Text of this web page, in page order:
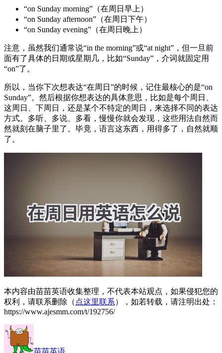
“on Sunday morning”（在周日早上）
“on Sunday afternoon”（在周日下午）
“on Sunday evening”（在周日晚上）
注意，虽然我们通常说“in the morning”或“at night”，但一旦前
面有了具体的日期或星期几，比如“Sunday”，介词就固定用
“on”了。
所以，当你下次想表达“在周日”的时候，记住最核心的是“on
Sunday”。然后根据你想表达的具体意思，比如是每个周日、
这周日、下周日，还是某个不特定的周日，来选择不同的表达
方式。多听、多说、多看，慢慢你就会发现，这些用法自然而
然就刻在脑子里了。毕竟，语言这东西，用得多了，自然就顺
了。
本内容由苗苗英语收集整理，不代表本站观点，如果侵犯您的
权利，请联系删除（ 点这里联系），如若转载，请注明出处：
https://www.ajesmm.com/t/192756/
苗苗英语